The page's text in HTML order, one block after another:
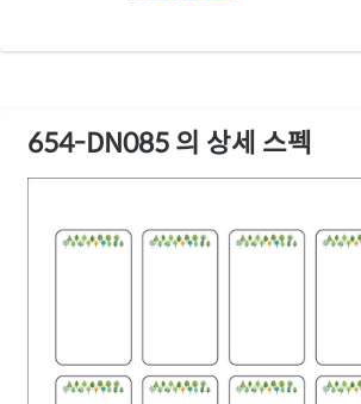
654-DN085 의 상세 스펙